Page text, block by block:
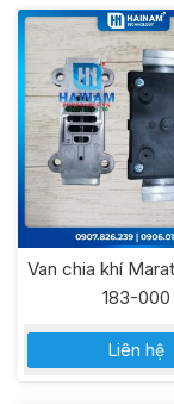
Van chia khí
183-000
Liên hệ